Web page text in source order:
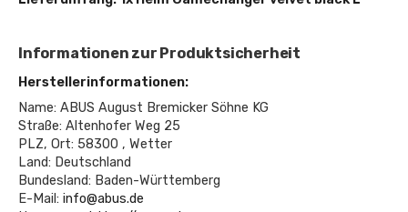
Informationen zur Produktsicherheit
Herstellerinformationen:
Name: ABUS August Bremicker Söhne KG
Straße: Altenhofer Weg 25
PLZ, Ort: 58300 , Wetter
Land: Deutschland
Bundesland: Baden-Württemberg
E-Mail: info@abus.de